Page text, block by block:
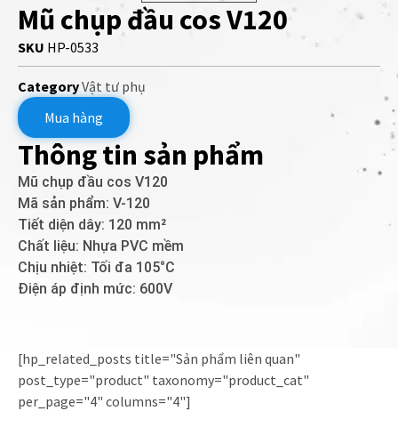
Mũ chụp đầu cos V120
SKU HP-0533
CategoryVật tư phụ
Mua hàng
Thông tin sản phẩm
Mũ chụp đầu cos V120
Mã sản phẩm: V-120
Tiết diện dây: 120 mm²
Chất liệu: Nhựa PVC mềm
Chịu nhiệt: Tối đa 105°C
Điện áp định mức: 600V
[hp_related_posts title="Sản phẩm liên quan"
post_type="product" taxonomy="product_cat"
per_page="4" columns="4"]